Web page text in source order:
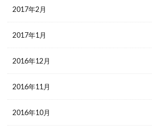
2017年2月
2017年1月
2016年12月
2016年11月
2016年10月